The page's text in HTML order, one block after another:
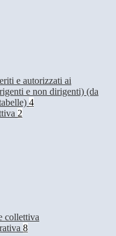
e autorizzati ai
e non dirigenti) (da
4
2
collettiva
8